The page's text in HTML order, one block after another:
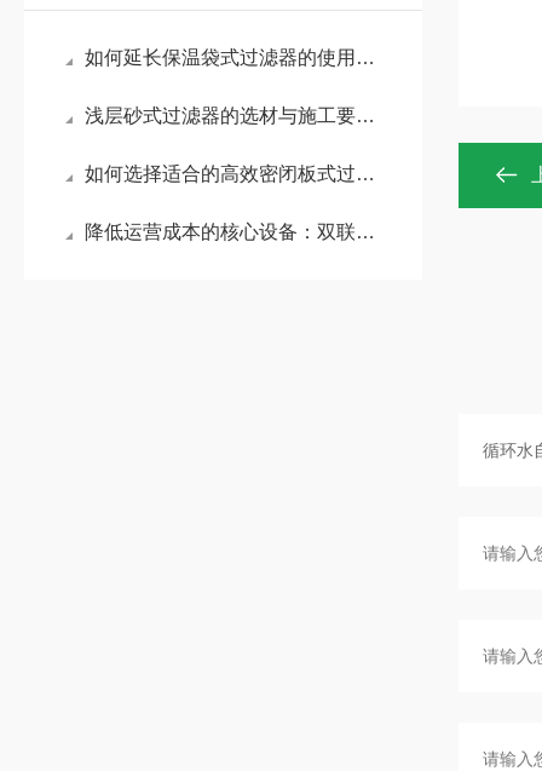
如何延长保温袋式过滤器的使用寿命？
浅层砂式过滤器的选材与施工要点是什么？
如何选择适合的高效密闭板式过滤器
降低运营成本的核心设备：双联袋式过滤器应用详解